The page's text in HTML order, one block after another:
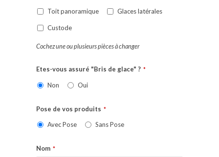
Toit panoramique Glaces latérales
Custode
Cochez une ou plusieurs pièces à changer
Etes-vous assuré "Bris de glace" ? *
Non Oui
Pose de vos produits *
Avec Pose Sans Pose
Nom *